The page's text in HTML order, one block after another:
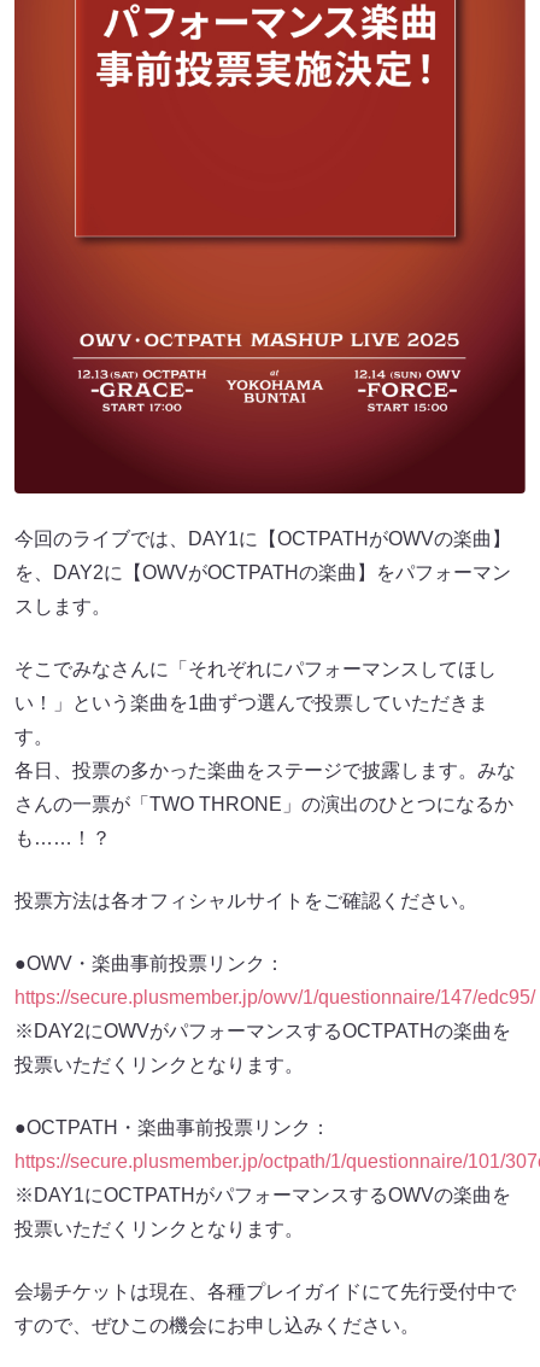
今回のライブでは、DAY1に【OCTPATHがOWVの楽曲】
を、DAY2に【OWVがOCTPATHの楽曲】をパフォーマン
スします。
そこでみなさんに「それぞれにパフォーマンスしてほし
い！」という楽曲を1曲ずつ選んで投票していただきま
す。
各日、投票の多かった楽曲をステージで披露します。みな
さんの一票が「TWO THRONE」の演出のひとつになるか
も……！？
投票方法は各オフィシャルサイトをご確認ください。
●OWV・楽曲事前投票リンク：
https://secure.plusmember.jp/owv/1/questionnaire/147/edc95/
※DAY2にOWVがパフォーマンスするOCTPATHの楽曲を
投票いただくリンクとなります。
●OCTPATH・楽曲事前投票リンク：
https://secure.plusmember.jp/octpath/1/questionnaire/101/
※DAY1にOCTPATHがパフォーマンスするOWVの楽曲を
投票いただくリンクとなります。
会場チケットは現在、各種プレイガイドにて先行受付中で
すので、ぜひこの機会にお申し込みください。